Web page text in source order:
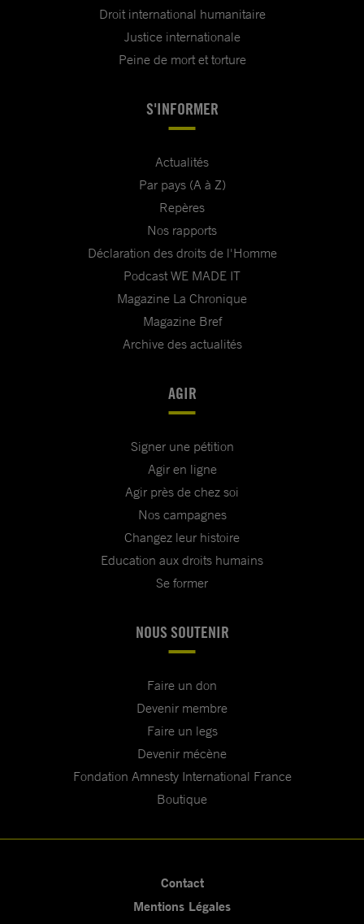
Droit international humanitaire
Justice internationale
Peine de mort et torture
S'INFORMER
Actualités
Par pays (A à Z)
Repères
Nos rapports
Déclaration des droits de l'Homme
Podcast WE MADE IT
Magazine La Chronique
Magazine Bref
Archive des actualités
AGIR
Signer une pétition
Agir en ligne
Agir près de chez soi
Nos campagnes
Changez leur histoire
Education aux droits humains
Se former
NOUS SOUTENIR
Faire un don
Devenir membre
Faire un legs
Devenir mécène
Fondation Amnesty International France
Boutique
Contact
Mentions Légales